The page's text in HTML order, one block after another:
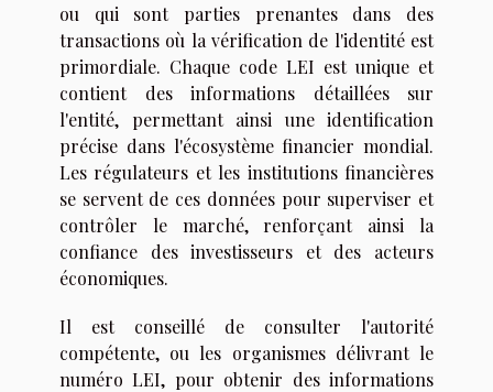
ou qui sont parties prenantes dans des
transactions où la vérification de l'identité est
primordiale. Chaque code LEI est unique et
contient des informations détaillées sur
l'entité, permettant ainsi une identification
précise dans l'écosystème financier mondial.
Les régulateurs et les institutions financières
se servent de ces données pour superviser et
contrôler le marché, renforçant ainsi la
confiance des investisseurs et des acteurs
économiques.
Il est conseillé de consulter l'autorité
compétente, ou les organismes délivrant le
numéro LEI, pour obtenir des informations